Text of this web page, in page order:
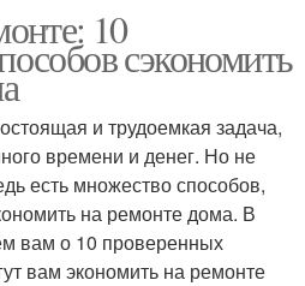
10
сэкономить
и трудоемкая задача,
времени и денег. Но не
есть множество способов,
на ремонте дома. В
вам о 10 проверенных
вам экономить на ремонте